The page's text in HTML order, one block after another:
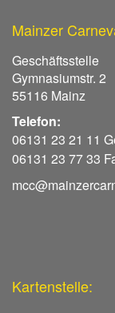
Mainzer
Geschäftsstelle
Gymnasiumstr. 2
55116 Mainz
Telefon:
06131 23 21 11
06131 23 77 33
Kartenstelle: